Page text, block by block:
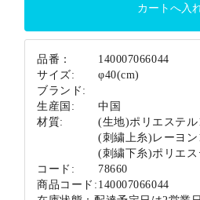
品番：
140007066044
サイズ:
φ40(cm)
ブランド:
生産国:
中国
材質:
(生地)ポリエステル
(刺繍上糸)レーヨン
(刺繍下糸)ポリエス
コード:
78660
商品コード: 140007066044